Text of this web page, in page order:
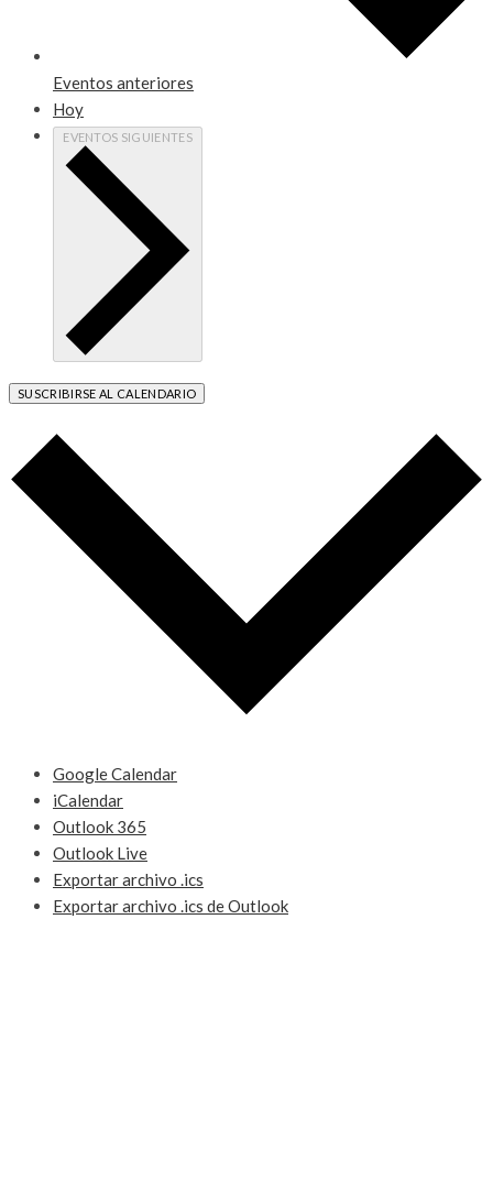
Eventos anteriores
Hoy
EVENTOS SIGUIENTES
SUSCRIBIRSE AL CALENDARIO
Google Calendar
iCalendar
Outlook 365
Outlook Live
Exportar archivo .ics
Exportar archivo .ics de Outlook